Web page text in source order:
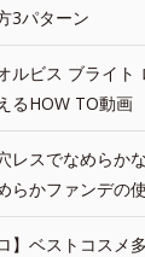
3パターン
ルビス ブライ
るHOW TO動画
レスでなめらか
らかファンデの
】ベストコスメ